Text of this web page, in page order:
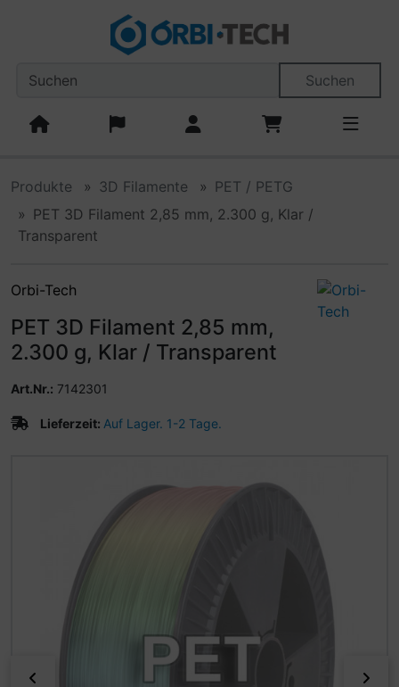
Sprungnavigation
Springe zum Inhalt Springe zur Navigation
Suchen
Produkte 3D Filamente
PET / PETG
PET 3D Filament 2,85 mm, 2.300 g, Klar /
Transparent
Orbi-Tech
PET 3D Filament 2,85 mm,
2.300 g, Klar / Transparent
Art.Nr.: 7142301
Lieferzeit: Auf Lager. 1-2 Tage.